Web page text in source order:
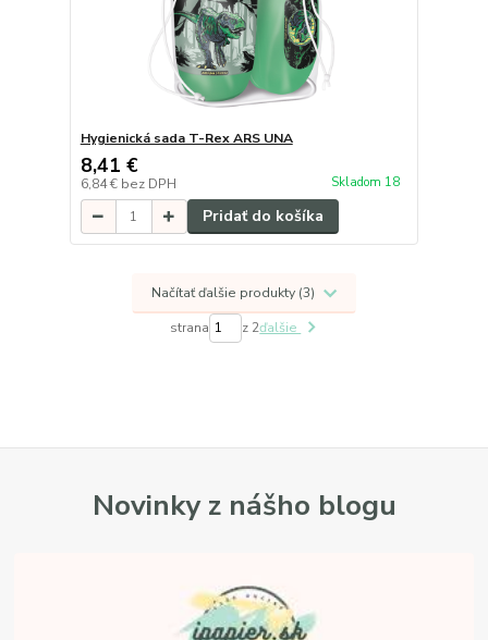
Hygienická sada T-Rex ARS UNA
8,41 €
6,84 € bez DPH Skladom 18
Pridať do košíka
Načítať ďalšie produkty (3)
strana z 2ďalšie
Novinky z nášho blogu